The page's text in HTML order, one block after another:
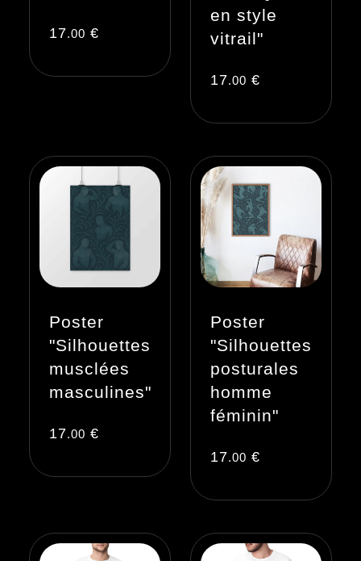
17.00 €
en style
vitrail"
17.00 €
Poster
"Silhouettes
musclées
masculines"
17.00 €
Poster
"Silhouettes
posturales
homme
féminin"
17.00 €